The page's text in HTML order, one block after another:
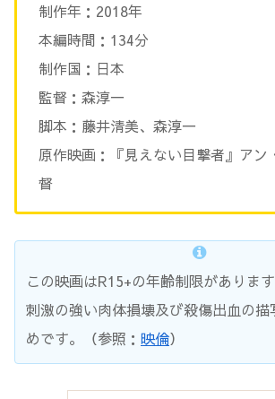
制作年：2018年
本編時間：134分
制作国：日本
監督：森淳一
脚本：藤井清美、森淳一
原作映画：『見えない目撃者』アン
督
この映画はR15+の年齢制限があります
刺激の強い肉体損壊及び殺傷出血の描
めです。（参照： 映倫）